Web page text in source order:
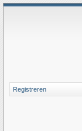
Registreren